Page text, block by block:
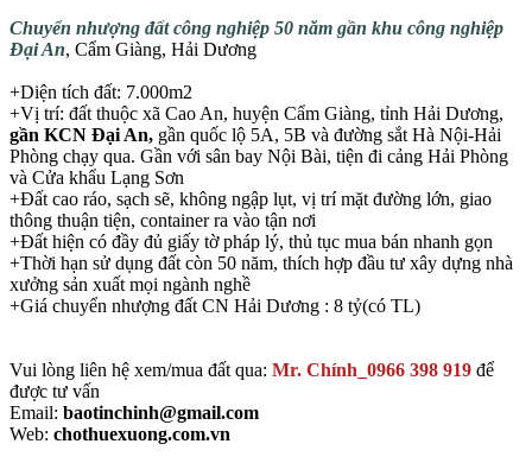
Chuyển nhượng đất công nghiệp 50 năm gần khu công nghiệp
Đại An, Cẩm Giàng, Hải Dương
+Diện tích đất: 7.000m2
+Vị trí: đất thuộc xã Cao An, huyện Cẩm Giàng, tỉnh Hải Dương,
gần KCN Đại An, gần quốc lộ 5A, 5B và đường sắt Hà Nội-Hải
Phòng chạy qua. Gần với sân bay Nội Bài, tiện đi cảng Hải Phòng
và Cửa khẩu Lạng Sơn
+Đất cao ráo, sạch sẽ, không ngập lụt, vị trí mặt đường lớn, giao
thông thuận tiện, container ra vào tận nơi
+Đất hiện có đầy đủ giấy tờ pháp lý, thủ tục mua bán nhanh gọn
+Thời hạn sử dụng đất còn 50 năm, thích hợp đầu tư xây dựng nhà
xưởng sản xuất mọi ngành nghề
+Giá chuyển nhượng đất CN Hải Dương : 8 tỷ(có TL)
Vui lòng liên hệ xem/mua đất qua: Mr. Chính_0966 398 919 để
được tư vấn
Email: baotinchinh@gmail.com
Web: chothuexuong.com.vn